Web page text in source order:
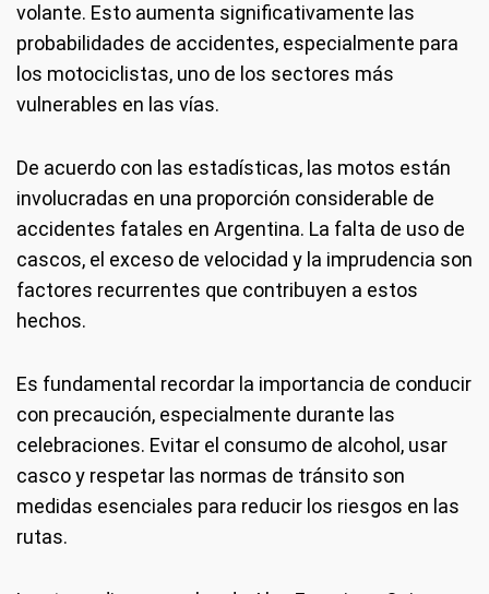
volante. Esto aumenta significativamente las
probabilidades de accidentes, especialmente para
los motociclistas, uno de los sectores más
vulnerables en las vías.
De acuerdo con las estadísticas, las motos están
involucradas en una proporción considerable de
accidentes fatales en Argentina. La falta de uso de
cascos, el exceso de velocidad y la imprudencia son
factores recurrentes que contribuyen a estos
hechos.
Es fundamental recordar la importancia de conducir
con precaución, especialmente durante las
celebraciones. Evitar el consumo de alcohol, usar
casco y respetar las normas de tránsito son
medidas esenciales para reducir los riesgos en las
rutas.